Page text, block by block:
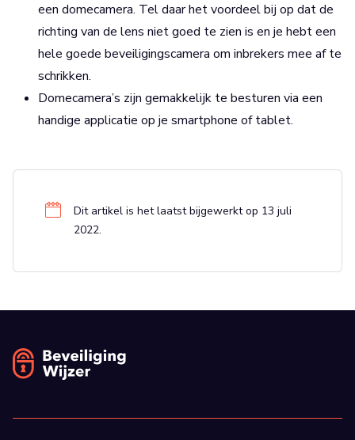
een domecamera. Tel daar het voordeel bij op dat de
richting van de lens niet goed te zien is en je hebt een
hele goede beveiligingscamera om inbrekers mee af te
schrikken.
Domecamera’s zijn gemakkelijk te besturen via een
handige applicatie op je smartphone of tablet.
Dit artikel is het laatst bijgewerkt op 13 juli
2022.